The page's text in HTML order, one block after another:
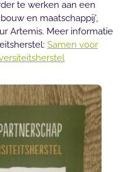
te werken aan een
en maatschappij',
Artemis. Meer informatie
Samen voor